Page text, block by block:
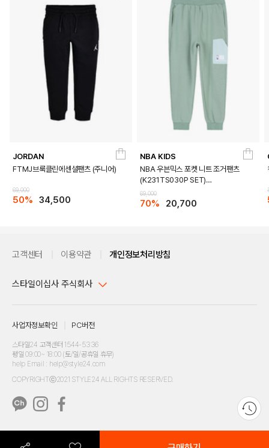
JORDAN
FTMJ브룩클린에센셜팬츠 (주니어)
69,000
50% 34,500
NBA KIDS
NBA 우븐믹스 포켓 니트 조거팬츠
(K231TS030P SET)
(K231TP030P)
69,000
70% 20,700
고객센터 이용약관 개인정보처리방침
스타일이십사 주식회사
주소 : 서울시 강남구 논현로 633, 6층 (논현동, 한세엠케이빌딩)
사업자등록번호 : 116-81-32499
통신판매업신고번호 : 제 2024-서울강남-04239
개인정보보호책임자 : 배기영
고객센터 1544-5336(평일 09:00~ 18:00 토/일/공휴일 휴무)
사업자정보확인 PC버전
스타일24 고객센터 1544-5336
평일 09:00~ 18:00 (토/일/공휴일 휴무)
help Email : help@style24.com
COPYRIGHTⓒ2021 STYLE24 ALL RIGHTS RESERVED.